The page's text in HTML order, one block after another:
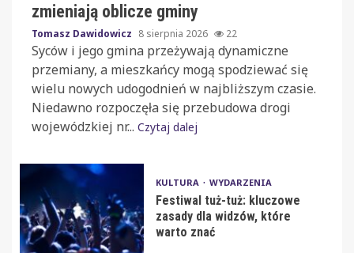
zmieniają oblicze gminy
Tomasz Dawidowicz 8 sierpnia 2026 22
Syców i jego gmina przeżywają dynamiczne
przemiany, a mieszkańcy mogą spodziewać się
wielu nowych udogodnień w najbliższym czasie.
Niedawno rozpoczęła się przebudowa drogi
wojewódzkiej nr... Czytaj dalej
KULTURA WYDARZENIA
Festiwal tuż-tuż: kluczowe
zasady dla widzów, które
warto znać